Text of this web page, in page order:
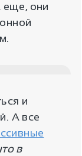
еще, они
и
А все
в